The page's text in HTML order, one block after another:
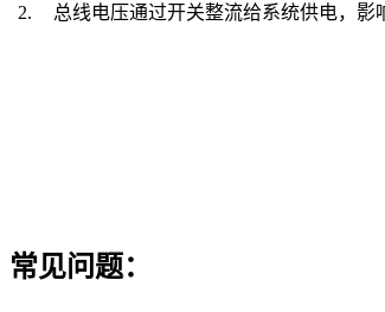
2. 总线电压通过开关整流给系统供电，影
常见问题：